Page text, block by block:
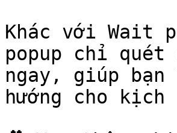
Khác với Wait
popup chỉ
ngay, giúp
hướng cho kịch